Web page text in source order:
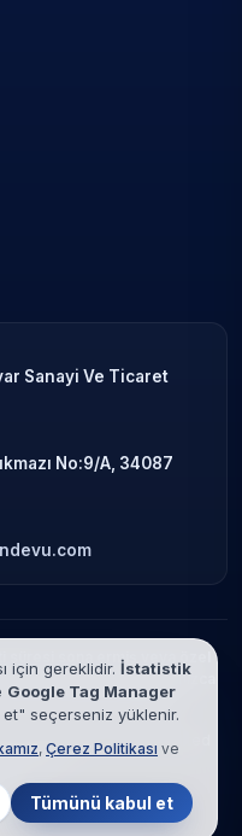
Sanayi Ve Ticaret
No:9/A, 34087
süresi sona ermiş veya özel
verilir. Marka adları yalnızca
bulunmamaktadır.
Sanayi Ve Ticaret Limited
için gereklidir. İstatistik
Google Tag Manager
et" seçerseniz yüklenir.
, Çerez Politikası ve
Tümünü kabul et